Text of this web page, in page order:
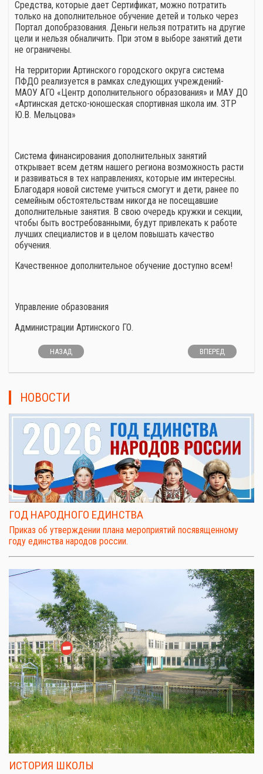
Средства, которые дает Сертификат, можно потратить
только на дополнительное обучение детей и только через
Портал допобразования. Деньги нельзя потратить на другие
цели и нельзя обналичить. При этом в выборе занятий дети
не ограничены.
На территории Артинского городского округа система
ПФДО реализуется в рамках следующих учреждений-
МАОУ АГО «Центр дополнительного образования» и МАУ ДО
«Артинская детско-юношеская спортивная школа им. ЗТР
Ю.В. Мельцова»
Система финансирования дополнительных занятий
открывает всем детям нашего региона возможность расти
и развиваться в тех направлениях, которые им интересны.
Благодаря новой системе учиться смогут и дети, ранее по
семейным обстоятельствам никогда не посещавшие
дополнительные занятия. В свою очередь кружки и секции,
чтобы быть востребованными, будут привлекать к работе
лучших специалистов и в целом повышать качество
обучения.
Качественное дополнительное обучение доступно всем!
Управление образования
Администрации Артинского ГО.
НАЗАД ВПЕРЕД
НОВОСТИ
ГОД НАРОДНОГО ЕДИНСТВА
Приказ об утверждении плана мероприятий посявященному
году единства народов россии.
ИСТОРИЯ ШКОЛЫ